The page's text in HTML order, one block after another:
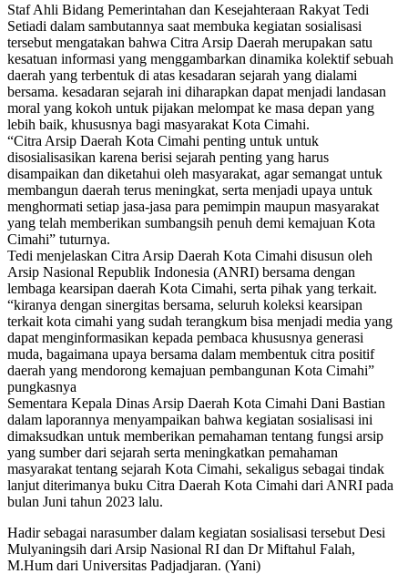
Staf Ahli Bidang Pemerintahan dan Kesejahteraan Rakyat Tedi
Setiadi dalam sambutannya saat membuka kegiatan sosialisasi
tersebut mengatakan bahwa Citra Arsip Daerah merupakan satu
kesatuan informasi yang menggambarkan dinamika kolektif sebuah
daerah yang terbentuk di atas kesadaran sejarah yang dialami
bersama. kesadaran sejarah ini diharapkan dapat menjadi landasan
moral yang kokoh untuk pijakan melompat ke masa depan yang
lebih baik, khususnya bagi masyarakat Kota Cimahi.
“Citra Arsip Daerah Kota Cimahi penting untuk untuk
disosialisasikan karena berisi sejarah penting yang harus
disampaikan dan diketahui oleh masyarakat, agar semangat untuk
membangun daerah terus meningkat, serta menjadi upaya untuk
menghormati setiap jasa-jasa para pemimpin maupun masyarakat
yang telah memberikan sumbangsih penuh demi kemajuan Kota
Cimahi” tuturnya.
Tedi menjelaskan Citra Arsip Daerah Kota Cimahi disusun oleh
Arsip Nasional Republik Indonesia (ANRI) bersama dengan
lembaga kearsipan daerah Kota Cimahi, serta pihak yang terkait.
“kiranya dengan sinergitas bersama, seluruh koleksi kearsipan
terkait kota cimahi yang sudah terangkum bisa menjadi media yang
dapat menginformasikan kepada pembaca khususnya generasi
muda, bagaimana upaya bersama dalam membentuk citra positif
daerah yang mendorong kemajuan pembangunan Kota Cimahi”
pungkasnya
Sementara Kepala Dinas Arsip Daerah Kota Cimahi Dani Bastian
dalam laporannya menyampaikan bahwa kegiatan sosialisasi ini
dimaksudkan untuk memberikan pemahaman tentang fungsi arsip
yang sumber dari sejarah serta meningkatkan pemahaman
masyarakat tentang sejarah Kota Cimahi, sekaligus sebagai tindak
lanjut diterimanya buku Citra Daerah Kota Cimahi dari ANRI pada
bulan Juni tahun 2023 lalu.
Hadir sebagai narasumber dalam kegiatan sosialisasi tersebut Desi
Mulyaningsih dari Arsip Nasional RI dan Dr Miftahul Falah,
M.Hum dari Universitas Padjadjaran. (Yani)